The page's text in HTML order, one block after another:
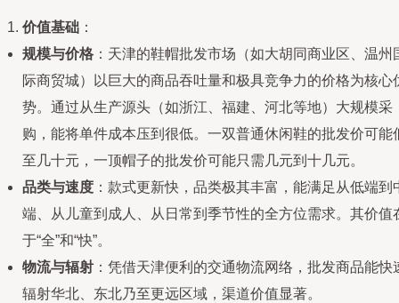
价值基础 ：
规模与价格 ：天津的鞋帽批发市场（如大胡同商业区、温州
际商贸城）以巨大的商品吞吐量和极具竞争力的价格为核心
势。通过从生产源头（如浙江、福建、河北等地）大规模采
购，能将单件成本压到很低。一双普通休闲鞋的批发价可能
至几十元，一顶帽子的批发价可能只需几元到十几元。
品类与速度 ：款式更新快，品类极其丰富，能满足从低端到
端、从儿童到成人、从日常到季节性的全方位需求。其价值
于“全”和“快”。
物流与辐射 ：凭借天津便利的交通物流网络，批发商品能快
辐射华北、东北乃至更远区域，渠道价值显著。